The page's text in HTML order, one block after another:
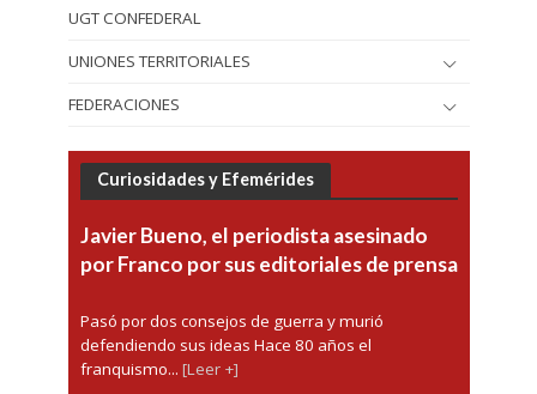
UGT CONFEDERAL
UNIONES TERRITORIALES
FEDERACIONES
Curiosidades y Efemérides
Javier Bueno, el periodista asesinado
por Franco por sus editoriales de prensa
Pasó por dos consejos de guerra y murió
defendiendo sus ideas Hace 80 años el
franquismo... [Leer +]